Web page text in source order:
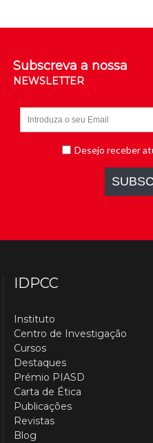
Subscreva a nossa
NEWSLETTER
IDPCC
Instituto
Centro de Investigação
Cursos
Destaques
Prémio PIASD
Carta de Ética
Publicações
Revistas
Blog